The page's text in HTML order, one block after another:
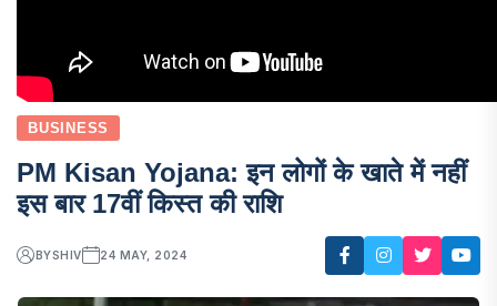
BUSINESS
PM Kisan Yojana: इन लोगों के खाते में नहीं
इस बार 17वीं किस्त की राशि
BYSHIV 24 MAY, 2024